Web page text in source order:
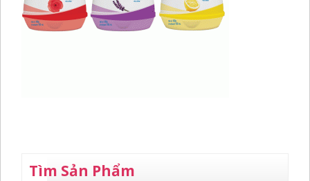
Tìm Sản Phẩm